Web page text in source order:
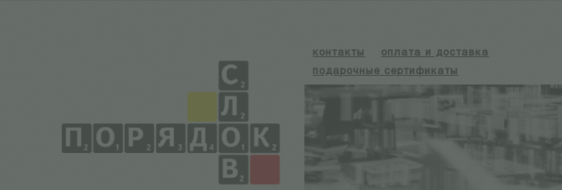
контакты
оплата и доставка
подарочные сертификаты